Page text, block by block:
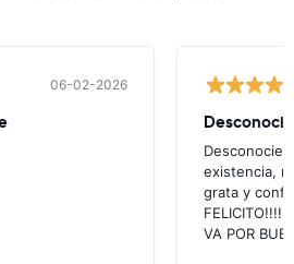
06-02-2026
existencia,
grata y
FELICITO!!!!,
VA POR